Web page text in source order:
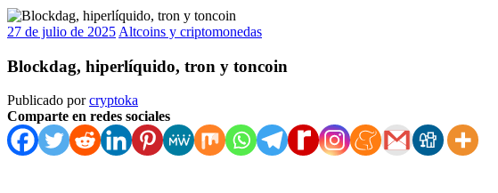
27 de julio de 2025 Altcoins y criptomonedas
Blockdag, hiperlíquido, tron y toncoin
Publicado porcryptoka
Comparte en redes sociales